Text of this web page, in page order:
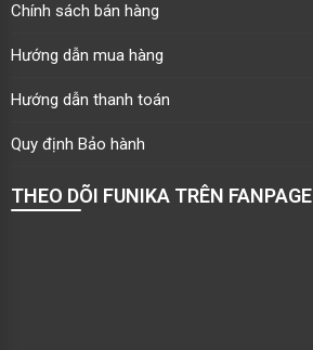
Chính sách bán hàng
Hướng dẫn mua hàng
Hướng dẫn thanh toán
Quy định Bảo hành
THEO DÕI FUNIKA TRÊN FANPAGE